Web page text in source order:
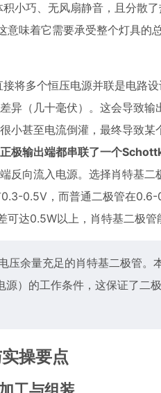
小巧、无风扇静音，且分散
意味着它需要承受整个灯具
接将多个恒压电源并联是电路
异（几十毫伏）。这会导致
小甚至电流倒灌，最终导致
正极输出端都串联了一个
反向流入电源。选择肖特基
0.3-0.5V，而普通二极管在
可达0.5W以上，肖特基二极
压余量充足的肖特基二极管
源）的工作条件，这保证了二
操要点